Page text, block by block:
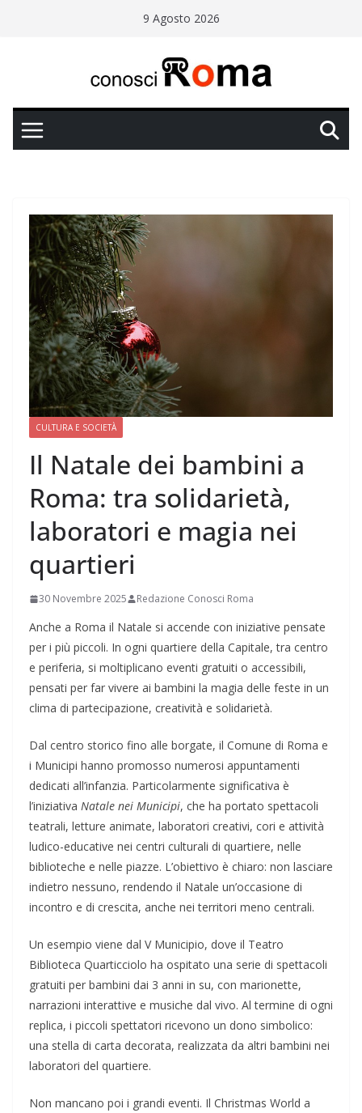
9 Agosto 2026
CULTURA E SOCIETÀ
Il Natale dei bambini a
Roma: tra solidarietà,
laboratori e magia nei
quartieri
30 Novembre 2025 Redazione Conosci Roma
Anche a Roma il Natale si accende con iniziative pensate
per i più piccoli. In ogni quartiere della Capitale, tra centro
e periferia, si moltiplicano eventi gratuiti o accessibili,
pensati per far vivere ai bambini la magia delle feste in un
clima di partecipazione, creatività e solidarietà.
Dal centro storico fino alle borgate, il Comune di Roma e
i Municipi hanno promosso numerosi appuntamenti
dedicati all’infanzia. Particolarmente significativa è
l’iniziativa Natale nei Municipi, che ha portato spettacoli
teatrali, letture animate, laboratori creativi, cori e attività
ludico-educative nei centri culturali di quartiere, nelle
biblioteche e nelle piazze. L’obiettivo è chiaro: non lasciare
indietro nessuno, rendendo il Natale un’occasione di
incontro e di crescita, anche nei territori meno centrali.
Un esempio viene dal V Municipio, dove il Teatro
Biblioteca Quarticciolo ha ospitato una serie di spettacoli
gratuiti per bambini dai 3 anni in su, con marionette,
narrazioni interattive e musiche dal vivo. Al termine di ogni
replica, i piccoli spettatori ricevono un dono simbolico:
una stella di carta decorata, realizzata da altri bambini nei
laboratori del quartiere.
Non mancano poi i grandi eventi. Il Christmas World a